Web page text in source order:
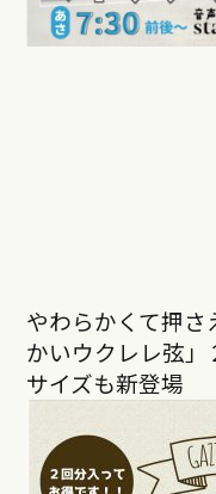
やわらかくて押
かいウクレレ弦
サイズも新登場